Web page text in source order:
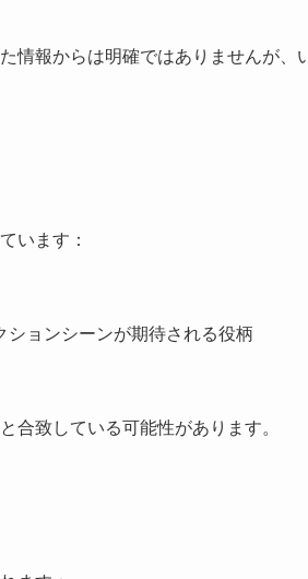
情報からは明確ではありませんが、
います：
ョンシーンが期待される役柄
合致している可能性があります。